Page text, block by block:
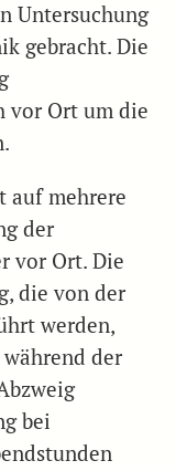
Untersuchung
gebracht. Die
vor Ort um die
auf mehrere
der
vor Ort. Die
die von der
werden,
der
bei